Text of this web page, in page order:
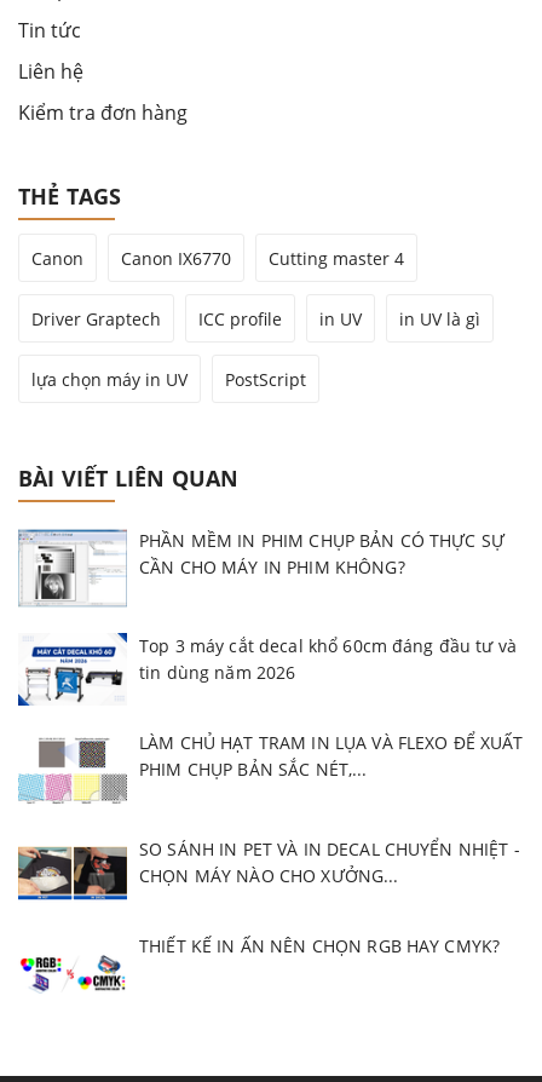
Tin tức
Liên hệ
Kiểm tra đơn hàng
THẺ TAGS
Canon Canon IX6770 Cutting master 4
Driver Graptech ICC profile in UV in UV là gì
lựa chọn máy in UV PostScript
BÀI VIẾT LIÊN QUAN
PHẦN MỀM IN PHIM CHỤP BẢN CÓ THỰC SỰ
CẦN CHO MÁY IN PHIM KHÔNG?
Top 3 máy cắt decal khổ 60cm đáng đầu tư và
tin dùng năm 2026
LÀM CHỦ HẠT TRAM IN LỤA VÀ FLEXO ĐỂ XUẤT
PHIM CHỤP BẢN SẮC NÉT,...
SO SÁNH IN PET VÀ IN DECAL CHUYỂN NHIỆT -
CHỌN MÁY NÀO CHO XƯỞNG...
THIẾT KẾ IN ẤN NÊN CHỌN RGB HAY CMYK?